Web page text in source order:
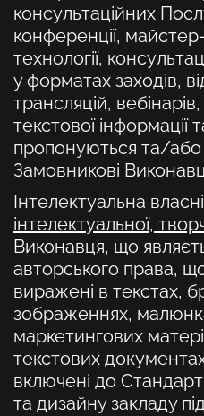
консультаційних
конференції,
технології,
у форматах заходів,
трансляцій,
текстової інформації
пропонуються та/або
Замовникові
Інтелектуальна
інтелектуальної,
Виконавця, що
авторського права,
виражені в текстах,
зображеннях,
маркетингових
текстових
включені до
та дизайну закладу